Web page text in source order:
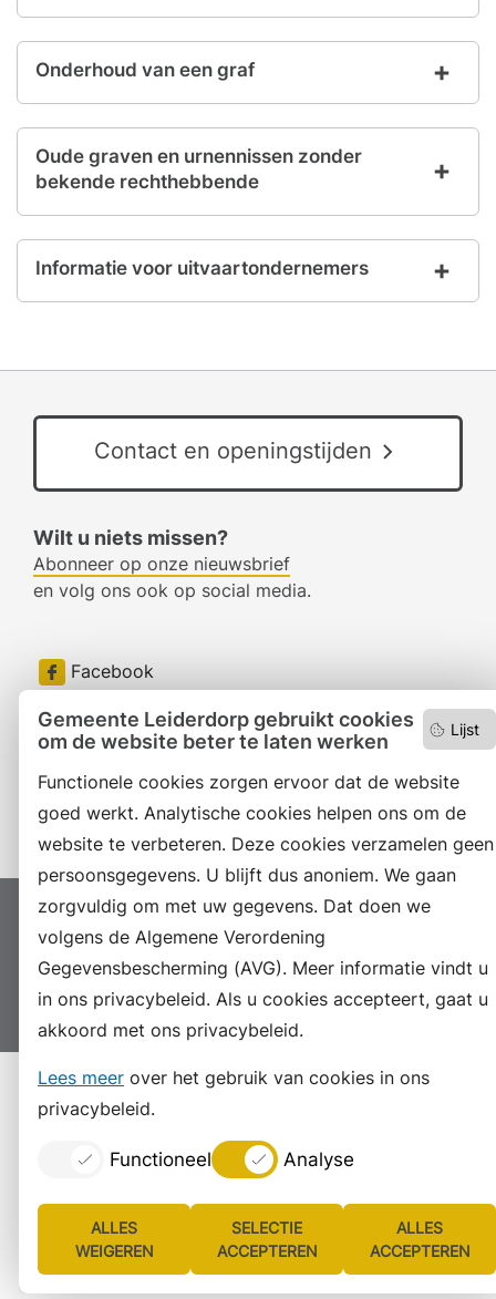
Lijst
Gemeente Leiderdorp gebruikt cookies
om de website beter te laten werken
Functionele cookies zorgen ervoor dat de website
goed werkt. Analytische cookies helpen ons om de
website te verbeteren. Deze cookies verzamelen geen
persoonsgegevens. U blijft dus anoniem. We gaan
zorgvuldig om met uw gegevens. Dat doen we
volgens de Algemene Verordening
Gegevensbescherming (AVG). Meer informatie vindt u
in ons privacybeleid. Als u cookies accepteert, gaat u
akkoord met ons privacybeleid.
Lees meer over het gebruik van cookies in ons
privacybeleid.
Functioneel Analyse
ALLES
WEIGEREN
SELECTIE
ACCEPTEREN
ALLES
ACCEPTEREN
LijstConsent
Onderhoud van een graf
Oude graven en urnennissen zonder
bekende rechthebbende
Informatie voor uitvaartondernemers
Contact en openingstijden
Wilt u niets missen?
Abonneer op onze nieuwsbrief
en volg ons ook op social media.
Facebook
RSS
Instagram
Proclaimer Colofon
Toegankelijkheid
Sitemap
Privacyverklaring
Servicenormen
Suggesties
Archief Vacatures